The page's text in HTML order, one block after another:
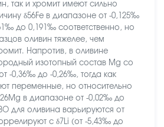
так и хромит имеют сильно
δ56Fe в диапазоне от -0,125‰
до 0,191‰ соответственно, но
оливин тяжелее, чем
Напротив, в оливине
изотопный состав Mg со
-0,36‰ до -0,26‰, тогда как
переменные, но относительно
в диапазоне от -0,02‰ до
для оливина варьируются от
с δ7Li (от -5,43‰ до